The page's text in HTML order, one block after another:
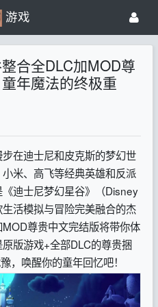
游戏
合全DLC加MOD尊
年魔法的终极重
在迪士尼和皮克斯的梦幻世
米、高飞等经典英雄和反派
迪士尼梦幻星谷》（Disney
活模拟与冒险完美融合的杰
尊贵中文完结版将带你体
版游戏+全部DLC的尊贵捆
，唤醒你的童年回忆吧！